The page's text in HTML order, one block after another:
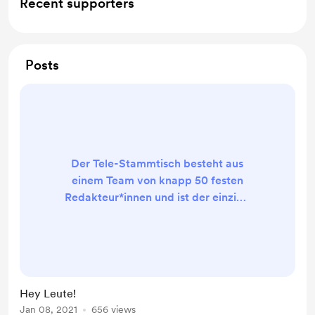
Posts
Der Tele-Stammtisch besteht aus
einem Team von knapp 50 festen
Redakteur*innen und ist der einzige
Besprechungen aktueller Filme? Ihr
Hey Leute!
Jan 08, 2021 656 views